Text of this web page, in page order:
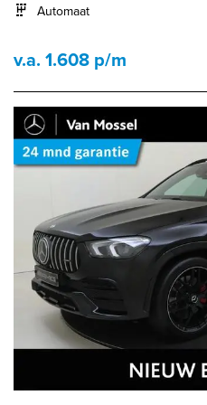
Automaat
v.a. 1.608 p/m